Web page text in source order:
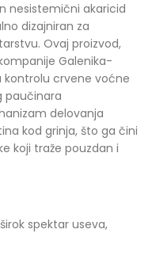
nesistemični akaricid
dizajniran za
Ovaj proizvod,
Galenika-
kontrolu crvene voćne
paučinara
delovanja
kod grinja, što ga čini
koji traže pouzdan i
spektar useva,